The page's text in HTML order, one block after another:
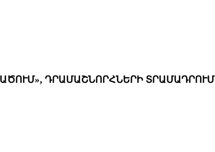
ԴՐԱՄԱՇՆՈՐՀՆԵՐԻ ՏՐԱՄԱԴՐՈՒՄ